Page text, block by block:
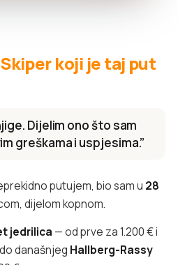
Skiper koji je taj put
Dijelim ono što sam
greškama i uspjesima.”
putujem, bio sam u 28
dijelom kopnom.
jedrilica — od prve za 1.200 € i
današnjeg Hallberg-Rassy